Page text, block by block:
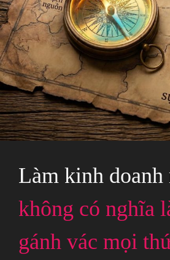
Làm kinh
không có nghĩa
gánh vác mọi